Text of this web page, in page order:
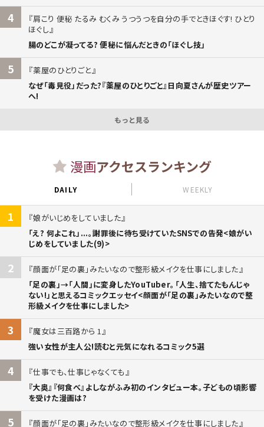
4
肩こり 便秘 たるみ むくみ うつうつを自分の手でときほぐす! ひとり
ほぐし
腸のどこが凝ってる? 便秘に悩んだときの「ほぐし技」
5
薬屋のひとりごと
なぜ「毒見役」だった?『薬屋のひとりごと』日向夏さんが歴史ツアー
へ!
もっと見る
漫画アクセスランキング
DAILY WEEKLY
1
娘がいじめをしていました
「え? 何よこれ」...。謝罪後に待ち受けていたSNSでの告発<娘がい
じめをしていました(9)>
2
顔面が「足の裏」みたいなので整形級メイクを仕事にしました
「足の裏」→「人間」に変身したYouTuber。「人生、捨てたもんじゃ
ない!」と思えるコミックエッセイ<顔面が「足の裏」みたいなので整
形級メイクを仕事にしました>
3
魔女は三百路から 1
強い女性が主人公!読むと元気になれるコミック5選
4
仕事でも、仕事じゃなくても
『大奥』『何食べ』よしながふみ初のインタビュー本。子どもの頃影響
を受けた漫画は?
5
顔面が「足の裏」みたいなので整形級メイクを仕事にしました